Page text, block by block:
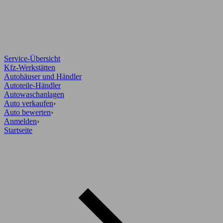
Service-Übersicht
Kfz-Werkstätten
Autohäuser und Händler
Autoteile-Händler
Autowaschanlagen
Auto verkaufen›
Auto bewerten›
Anmelden›
Startseite